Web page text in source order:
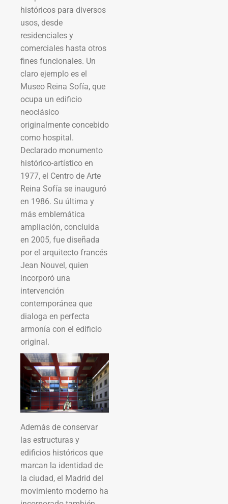
históricos para diversos
usos, desde
residenciales y
comerciales hasta otros
fines funcionales. Un
claro ejemplo es el
Museo Reina Sofía, que
ocupa un edificio
neoclásico
originalmente concebido
como hospital.
Declarado monumento
histórico-artístico en
1977, el Centro de Arte
Reina Sofía se inauguró
en 1986. Su última y
más emblemática
ampliación, concluida
en 2005, fue diseñada
por el arquitecto francés
Jean Nouvel, quien
incorporó una
intervención
contemporánea que
dialoga en perfecta
armonía con el edificio
original.
Además de conservar
las estructuras y
edificios históricos que
marcan la identidad de
la ciudad, el Madrid del
movimiento moderno ha